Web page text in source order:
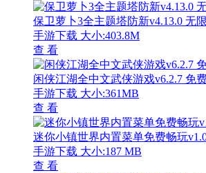
保卫萝卜3全主题塔防新v4.13.0 无
手游下载 大小:403.8M
查 看
闲侠江湖全中文武侠游戏v6.2.7 免
手游下载 大小:361MB
查 看
迷你小镇世界内置菜单免费畅玩
手游下载 大小:187 MB
查 看